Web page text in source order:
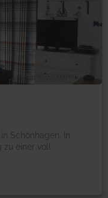
Foto: © booking.com
Schönhagen. In
zu einer voll